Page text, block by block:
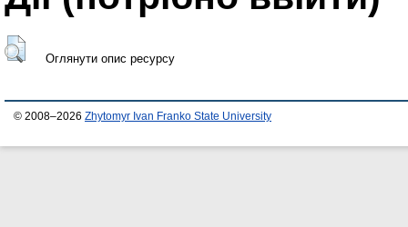
Оглянути опис ресурсу
© 2008–2026 Zhytomyr Ivan Franko State University